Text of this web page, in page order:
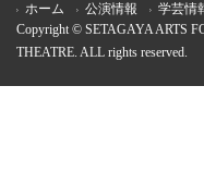
ホーム 公演情報
学芸情
Copyright © SETAGAYA ARTS
THEATRE. ALL rights reserved.